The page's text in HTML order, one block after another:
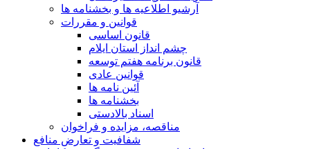
آرشیو اطلاعیه ها و بخشنامه ها
قوانین و مقررات
قانون اساسی
چشم انداز استان ایلام
قانون برنامه هفتم توسعه
قوانین عادی
آئین نامه ها
بخشنامه ها
اسناد بالادستی
مناقصه، مزایده و فراخوان
شفافیت و تعارض منافع